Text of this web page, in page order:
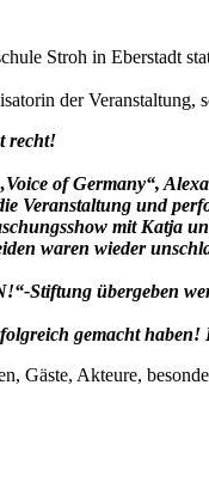
Stroh in Eberstadt
der Veranstaltung,
recht!
of Germany“,
Veranstaltung und
mit Katja
waren wieder
Stiftung übergeben
gemacht
Akteure,